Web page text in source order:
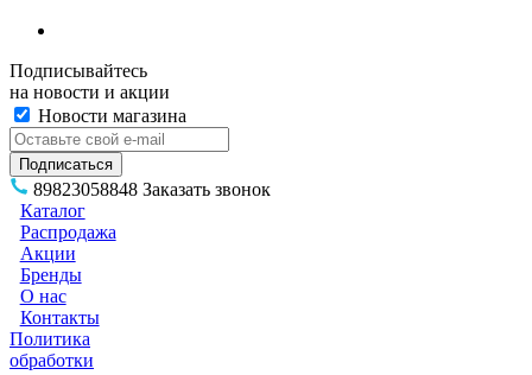
Подписывайтесь
на новости и акции
Новости магазина
89823058848 Заказать звонок
Каталог
Распродажа
Акции
Бренды
О нас
Контакты
Политика
обработки